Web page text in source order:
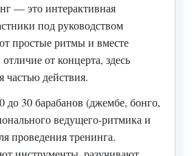
— это интерактивная
под руководством
простые ритмы и вместе
от концерта, здесь
частью действия.
30 барабанов (джембе, бонго,
ведущего-ритмика и
проведения тренинга.